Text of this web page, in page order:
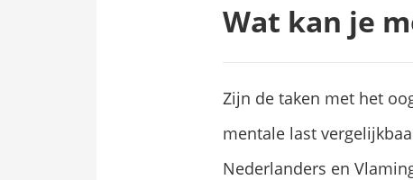
Wat kan je
Zijn de taken met het
mentale last
Nederlanders en